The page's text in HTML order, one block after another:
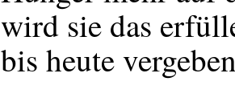
wird sie das
bis heute